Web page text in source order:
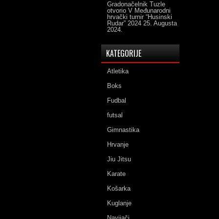
Gradonačelnik Tuzle
otvorio V Međunarodni
hrvački turnir “Husinski
Rudar” 2024 25. Augusta
2024.
KATEGORIJE
Atletika
Boks
Fudbal
futsal
Gimnastika
Hrvanje
Jiu Jitsu
Karate
Košarka
Kuglanje